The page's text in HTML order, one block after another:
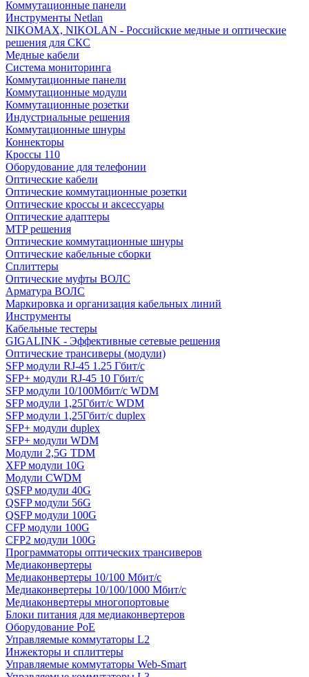
Коммутационные панели
Инструменты Netlan
NIKOMAX, NIKOLAN - Российские медные и оптические
решения для СКС
Медные кабели
Система мониторинга
Коммутационные панели
Коммутационные модули
Коммутационные розетки
Индустриальные решения
Коммутационные шнуры
Коннекторы
Кроссы 110
Оборудование для телефонии
Оптические кабели
Оптические коммутационные розетки
Оптические кроссы и аксессуары
Оптические адаптеры
MTP решения
Оптические коммутационные шнуры
Оптические кабельные сборки
Сплиттеры
Оптические муфты ВОЛС
Арматура ВОЛС
Маркировка и организация кабельных линий
Инструменты
Кабельные тестеры
GIGALINK - Эффективные сетевые решения
Оптические трансиверы (модули)
SFP модули RJ-45 1.25 Гбит/c
SFP+ модули RJ-45 10 Гбит/c
SFP модули 10/100Мбит/с WDM
SFP модули 1,25Гбит/с WDM
SFP модули 1,25Гбит/с duplex
SFP+ модули duplex
SFP+ модули WDM
Модули 2,5G TDM
XFP модули 10G
Модули CWDM
QSFP модули 40G
QSFP модули 56G
QSFP модули 100G
CFP модули 100G
CFP2 модули 100G
Программаторы оптических трансиверов
Медиаконвертеры
Медиаконвертеры 10/100 Мбит/с
Медиаконвертеры 10/100/1000 Мбит/c
Медиаконвертеры многопортовые
Блоки питания для медиаконвертеров
Оборудование PoE
Управляемые коммутаторы L2
Инжекторы и сплиттеры
Управляемые коммутаторы Web-Smart